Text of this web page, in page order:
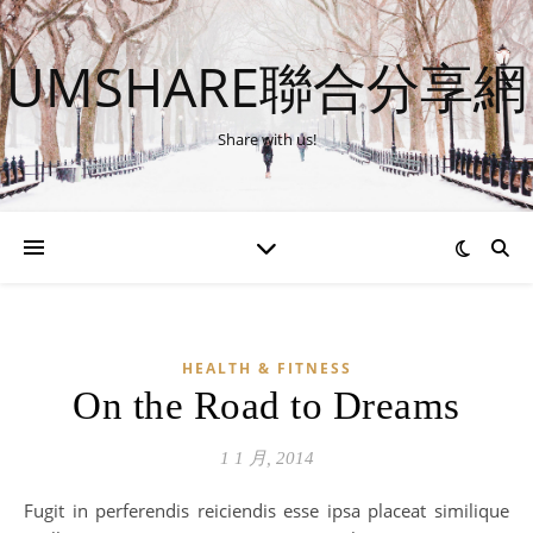
UMSHARE聯合分享網
Share with us!
HEALTH & FITNESS
On the Road to Dreams
1 1 月, 2014
Fugit in perferendis reiciendis esse ipsa placeat similique